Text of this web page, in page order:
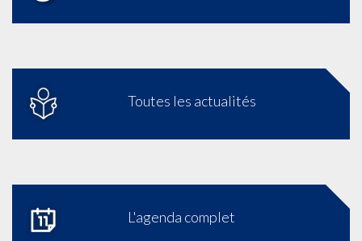
Toutes les actualités
L'agenda complet